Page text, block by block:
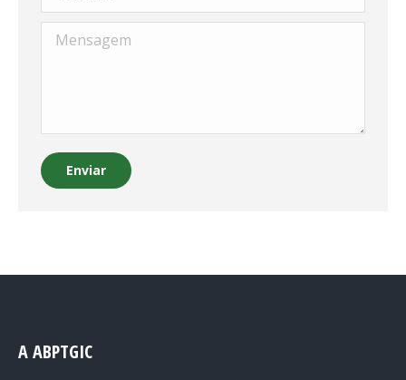
Mensagem
Enviar
A ABPTGIC